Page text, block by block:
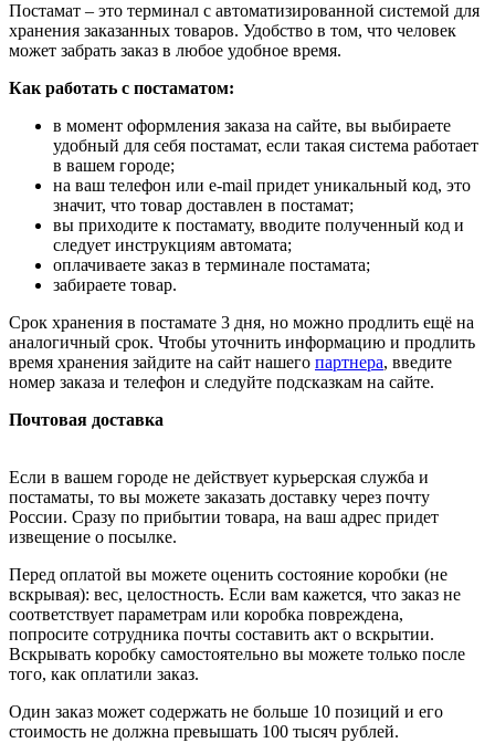
Постамат – это терминал с автоматизированной системой для
хранения заказанных товаров. Удобство в том, что человек
может забрать заказ в любое удобное время.
Как работать с постаматом:
в момент оформления заказа на сайте, вы выбираете
удобный для себя постамат, если такая система работает
в вашем городе;
на ваш телефон или e-mail придет уникальный код, это
значит, что товар доставлен в постамат;
вы приходите к постамату, вводите полученный код и
следует инструкциям автомата;
оплачиваете заказ в терминале постамата;
забираете товар.
Срок хранения в постамате 3 дня, но можно продлить ещё на
аналогичный срок. Чтобы уточнить информацию и продлить
время хранения зайдите на сайт нашего партнера, введите
номер заказа и телефон и следуйте подсказкам на сайте.
Почтовая доставка
Если в вашем городе не действует курьерская служба и
постаматы, то вы можете заказать доставку через почту
России. Сразу по прибытии товара, на ваш адрес придет
извещение о посылке.
Перед оплатой вы можете оценить состояние коробки (не
вскрывая): вес, целостность. Если вам кажется, что заказ не
соответствует параметрам или коробка повреждена,
попросите сотрудника почты составить акт о вскрытии.
Вскрывать коробку самостоятельно вы можете только после
того, как оплатили заказ.
Один заказ может содержать не больше 10 позиций и его
стоимость не должна превышать 100 тысяч рублей.